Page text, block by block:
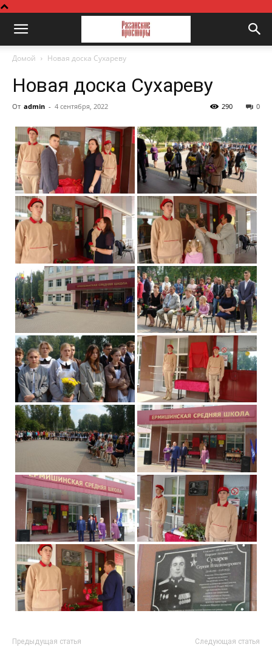
Домой Новая доска Сухареву
Новая доска Сухареву
От admin - 4 сентября, 2022 0
290
Предыдущая статья Следующая статья